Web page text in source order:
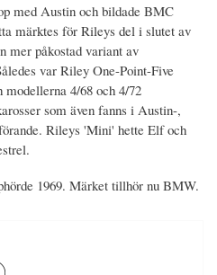
med Austin och bildade BMC
märktes för Rileys del i slutet av
mer påkostad variant av
var Riley One-Point-Five
modellerna 4/68 och 4/72
som även fanns i Austin-,
Rileys 'Mini' hette Elf och
1969. Märket tillhör nu BMW.